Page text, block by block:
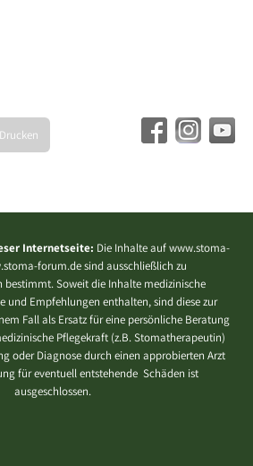
Drucken
Internetseite: Die Inhalte auf www.stoma-
forum.de sind ausschließlich zu
bestimmt. Soweit die Inhalte medizinische
und Empfehlungen enthalten, sind diese zur
Fall als Ersatz für eine persönliche Beratung
Pflegekraft (z.B. Stomatherapeutin)
oder Diagnose durch einen approbierten Arzt
für eventuell entstehende Schäden ist
ausgeschlossen.